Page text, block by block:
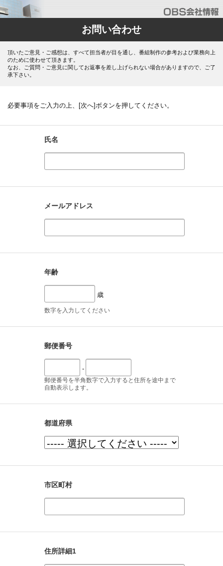
お問い合わせ
頂いたご意見・ご感想は、すべて担当者が目を通し、番組制作の参考および業務向上
のために使わせて頂きます。
なお、ご質問・ご意見に関してお返事を差し上げられない場合がありますので、ご了
承下さい。
必要事項をご入力の上、[次へ]ボタンを押してください。
氏名
メールアドレス
年齢
歳
数字を入力してください
郵便番号
-
郵便番号を半角数字で入力すると住所を途中まで
自動表示します。
都道府県
市区町村
住所詳細1